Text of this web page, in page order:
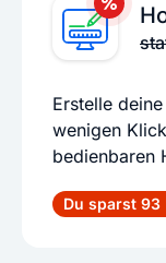
Erstelle
wenigen
bedienbaren
Du sparst 93